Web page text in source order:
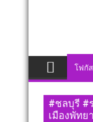
โฟกั
#ชลบุรี #
เมืองพัท